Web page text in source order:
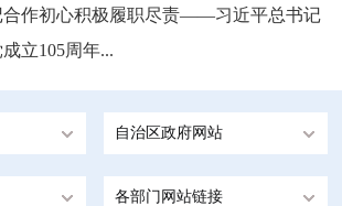
合作初心积极履职尽责——习近平总书记
立105周年...
自治区政府网站
各部门网站链接